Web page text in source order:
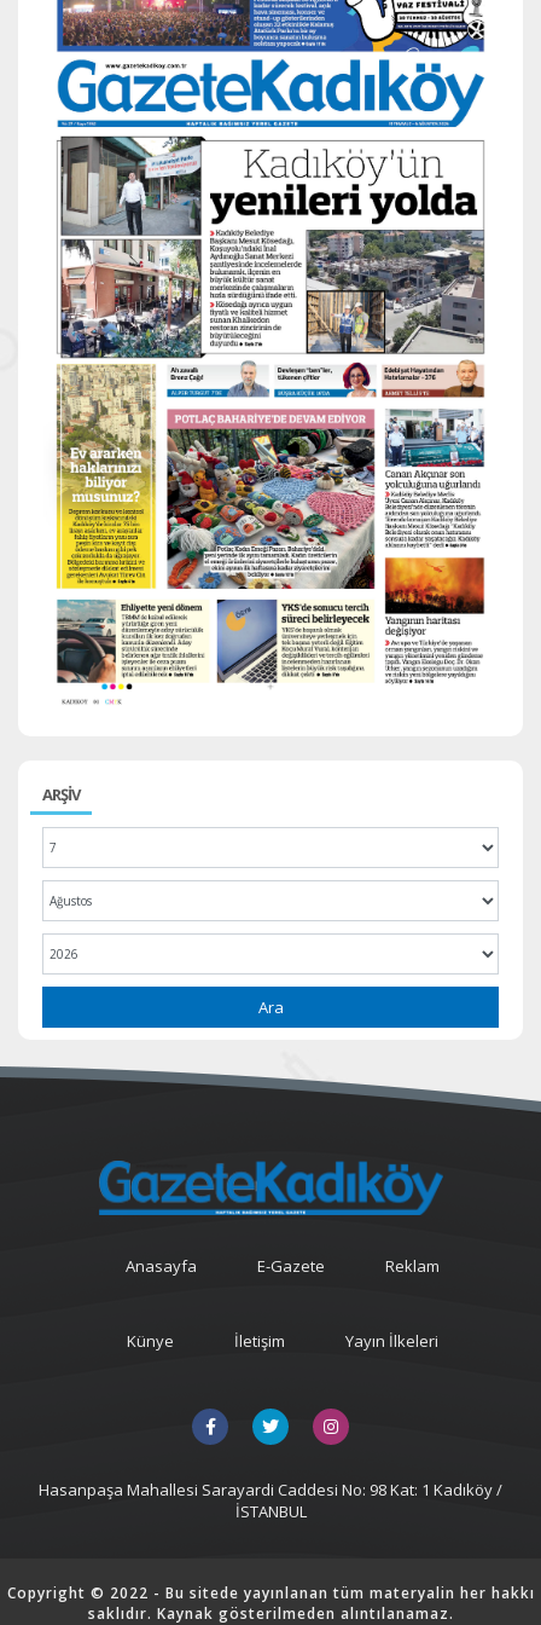
ARŞİV
Ara
Anasayfa E-Gazete Reklam
Künye İletişim Yayın İlkeleri
Hasanpaşa Mahallesi Sarayardi Caddesi No: 98 Kat: 1 Kadıköy /
İSTANBUL
Copyright © 2022 - Bu sitede yayınlanan tüm materyalin her hakkı
saklıdır. Kaynak gösterilmeden alıntılanamaz.